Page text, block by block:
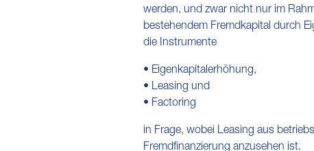
werden, und zwar nicht nur im
bestehendem Fremdkapital durch
die Instrumente
• Eigenkapitalerhöhung,
• Leasing und
• Factoring
in Frage, wobei Leasing aus
Fremdfinanzierung anzusehen ist.